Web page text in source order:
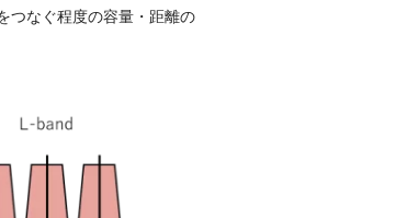
つなぐ程度の容量・距離の